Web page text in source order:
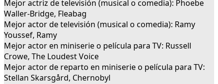
Mejor actriz de televisión (musical o comedia): Phoebe
Waller-Bridge, Fleabag
Mejor actor de televisión (musical o comedia): Ramy
Youssef, Ramy
Mejor actor en miniserie o película para TV: Russell
Crowe, The Loudest Voice
Mejor actor de reparto en miniserie o película para TV:
Stellan Skarsgård, Chernobyl